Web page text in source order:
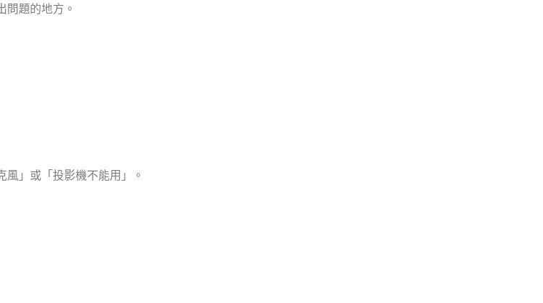
問題的地方。
」或「投影機不能用」。